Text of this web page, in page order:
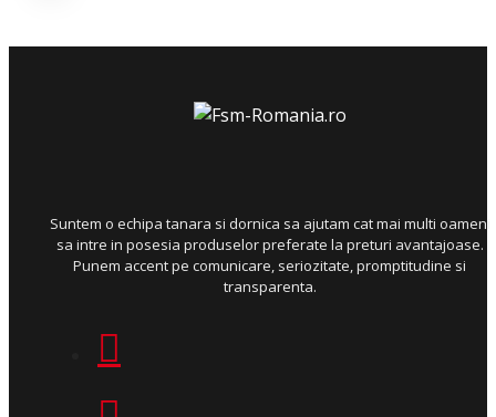
Suntem o echipa tanara si dornica sa ajutam cat mai multi oameni
sa intre in posesia produselor preferate la preturi avantajoase.
Punem accent pe comunicare, seriozitate, promptitudine si
transparenta.